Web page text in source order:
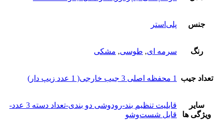
جنس پلی‌استر
رنگ سرمه ای, طوسی, مشکی
تعداد جیب 1 محفظه اصلی 3 جیب خارجی( 1 عدد زیپ دار)
سایر
ویژگی ها
قابلیت تنظیم بند-رودوشی دو بندی-تعداد دسته 3 عدد-
قابل شست‌وشو